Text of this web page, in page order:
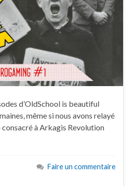
d’OldSchool is beautiful
même si nous avons relayé
à Arkagis Revolution
Faire un commentaire